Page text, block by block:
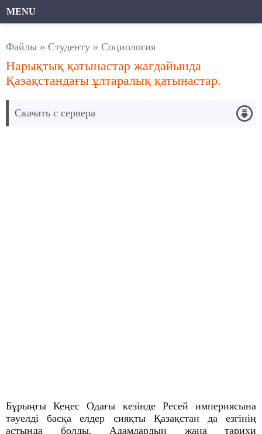
MENU
Файлы » Студенту » Социология
Нарықтық қатынастар жағдайында
Қазақстандағы ұлтаралық қатынастар.
Скачать с сервера
Бұрыңғы Кеңес Одағы кезінде Ресей империясына
тәуелді басқа елдер сияқты Қазақстан да езгінің
астында болды. Адамдардың жаңа тарихи